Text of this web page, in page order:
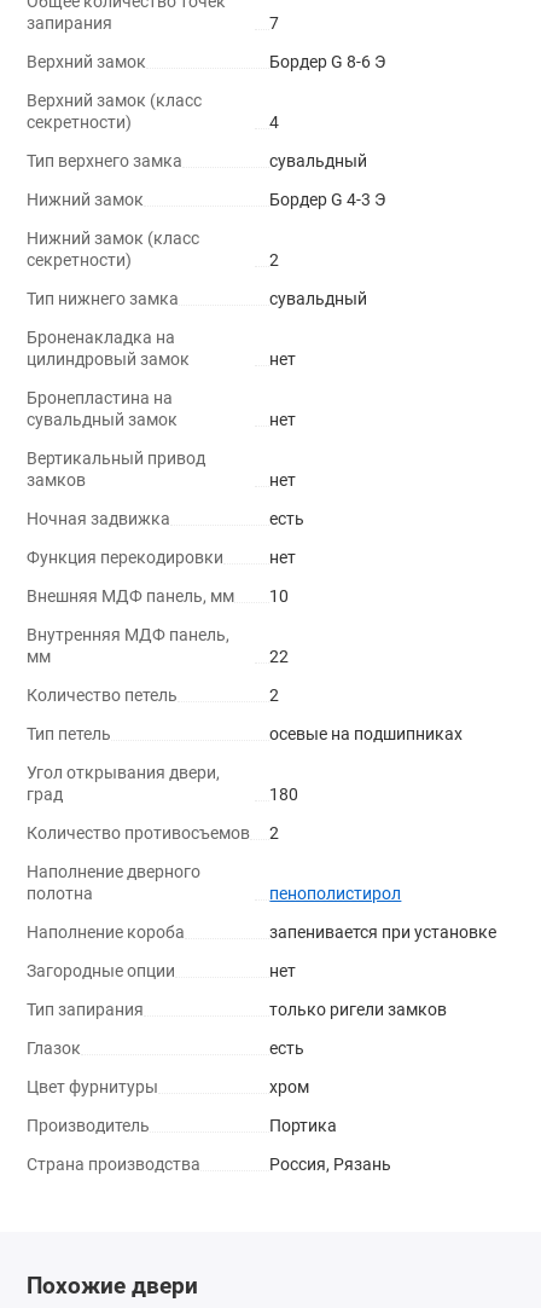
запирания
7
Верхний замок
Бордер G 8-6 Э
Верхний замок (класс
секретности)
4
Тип верхнего замка
сувальдный
Нижний замок
Бордер G 4-3 Э
Нижний замок (класс
секретности)
2
Тип нижнего замка
сувальдный
Броненакладка на
цилиндровый замок
нет
Бронепластина на
сувальдный замок
нет
Вертикальный привод
замков
нет
Ночная задвижка
есть
Функция перекодировки
нет
Внешняя МДФ панель, мм
10
Внутренняя МДФ панель,
мм
22
Количество петель
2
Тип петель
осевые на подшипниках
Угол открывания двери,
град
180
Количество противосъемов
2
Наполнение дверного
полотна
пенополистирол
Наполнение короба
запенивается при установке
Загородные опции
нет
Тип запирания
только ригели замков
Глазок
есть
Цвет фурнитуры
хром
Производитель
Портика
Страна производства
Россия, Рязань
Похожие двери